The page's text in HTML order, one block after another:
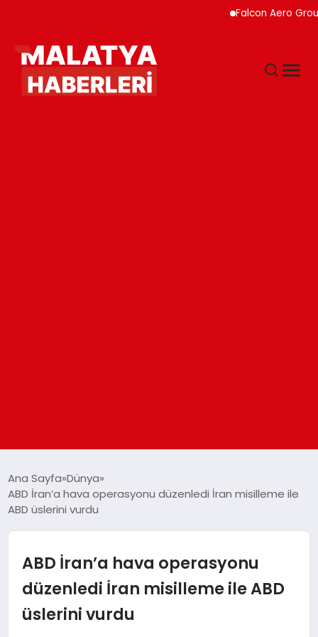
Falcon Aero Group,
GÜNDEM
DÜNYA
EĞITIM
Ana Sayfa Dünya
ABD İran’a hava operasyonu düzenledi İran misilleme ile
ABD üslerini vurdu
ABD İran’a hava operasyonu
düzenledi İran misilleme ile ABD
üslerini vurdu